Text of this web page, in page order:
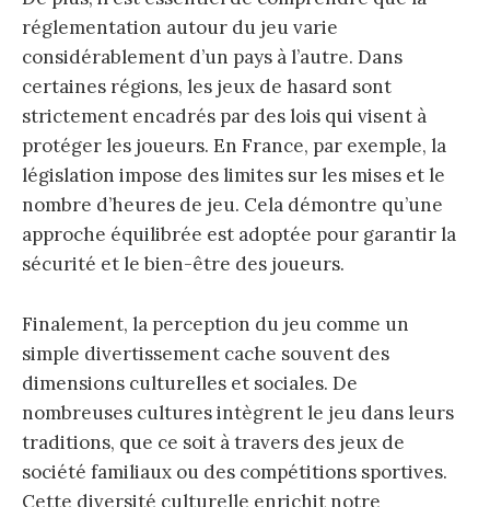
réglementation autour du jeu varie
considérablement d’un pays à l’autre. Dans
certaines régions, les jeux de hasard sont
strictement encadrés par des lois qui visent à
protéger les joueurs. En France, par exemple, la
législation impose des limites sur les mises et le
nombre d’heures de jeu. Cela démontre qu’une
approche équilibrée est adoptée pour garantir la
sécurité et le bien-être des joueurs.
Finalement, la perception du jeu comme un
simple divertissement cache souvent des
dimensions culturelles et sociales. De
nombreuses cultures intègrent le jeu dans leurs
traditions, que ce soit à travers des jeux de
société familiaux ou des compétitions sportives.
Cette diversité culturelle enrichit notre